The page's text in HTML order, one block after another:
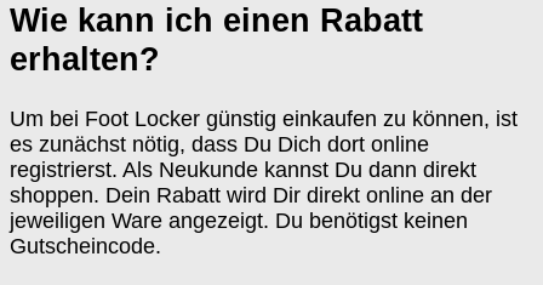
Wie kann ich einen Rabatt
erhalten?
Um bei Foot Locker günstig einkaufen zu können, ist
es zunächst nötig, dass Du Dich dort online
registrierst. Als Neukunde kannst Du dann direkt
shoppen. Dein Rabatt wird Dir direkt online an der
jeweiligen Ware angezeigt. Du benötigst keinen
Gutscheincode.